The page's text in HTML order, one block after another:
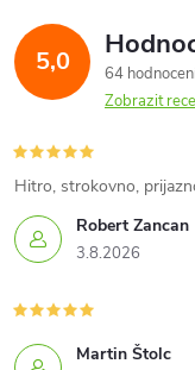
5,0
64
Zobrazit
Robert Zancan
3.8.2026
Hitro, strokovno,
Martin Štolc